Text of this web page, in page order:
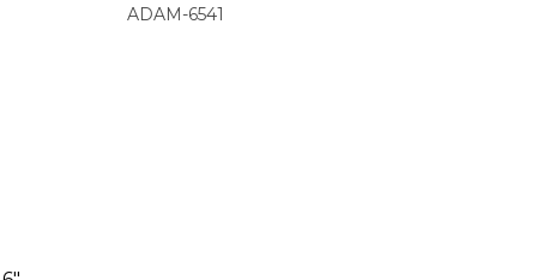
ADAM-6541